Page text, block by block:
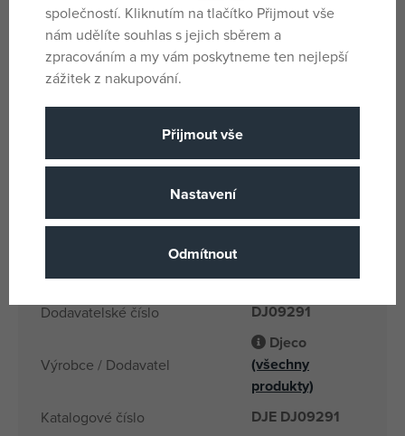
Vhodné od 3 let.
Parametry
Barva Vícebarevné
Věk od 3 let
EANs 3070900092914
Dodavatelské číslo DJ09291
Výrobce / Dodavatel
Djeco
(všechny
produkty)
Katalogové číslo DJE DJ09291
společností. Kliknutím na tlačítko Přijmout vše
nám udělíte souhlas s jejich sběrem a
zpracováním a my vám poskytneme ten nejlepší
zážitek z nakupování.
Přijmout vše
Nastavení
Odmítnout